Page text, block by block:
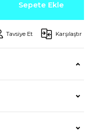
Sepete Ekle
Tavsiye Et Karşılaştır